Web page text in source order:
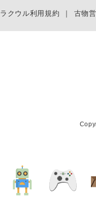
ラクウル利用規約 ｜ 古物